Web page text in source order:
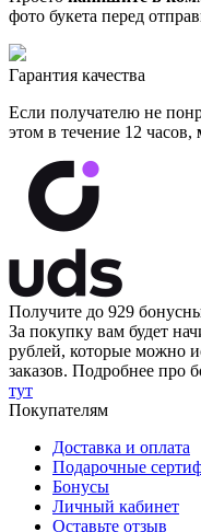
фото букета перед
Гарантия качества
Если получателю не
этом в течение 12 часов,
Получите до 929
За покупку вам будет
рублей, которые можно
заказов. Подробнее про
тут
Покупателям
Доставка и оплата
Подарочные
Бонусы
Личный кабинет
Оставьте отзыв